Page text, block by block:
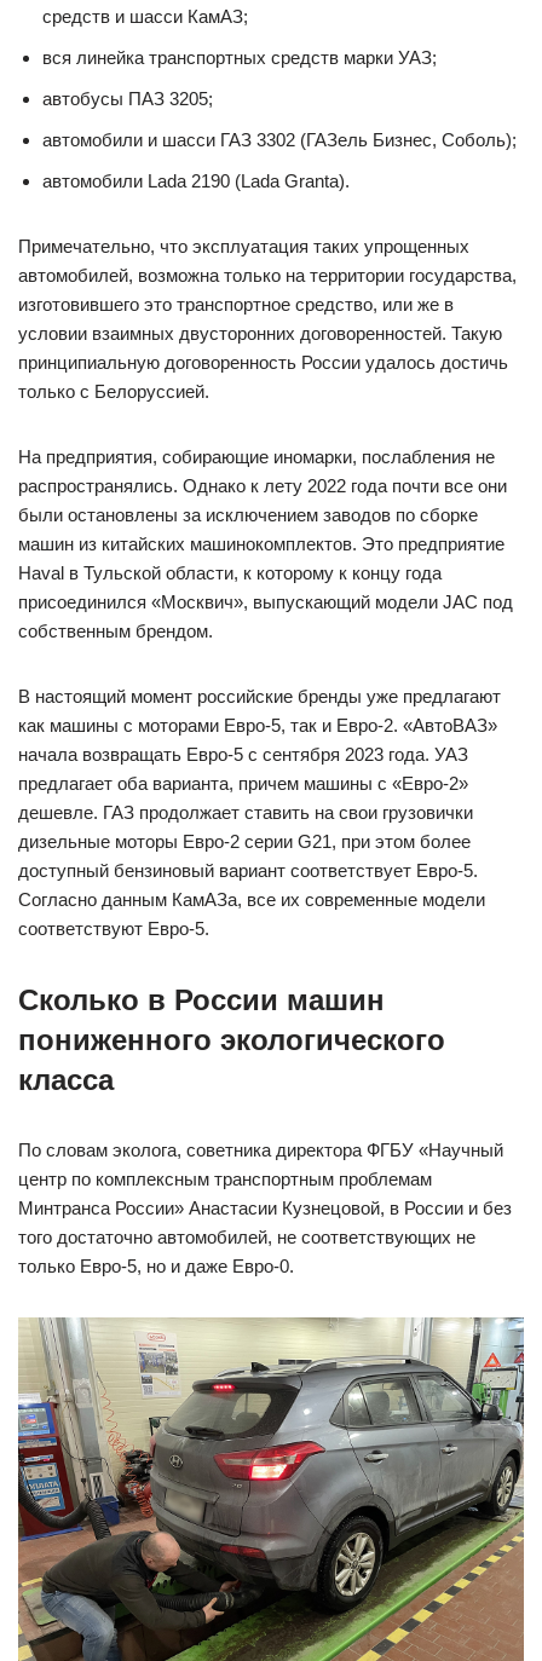
средств и шасси КамАЗ;
вся линейка транспортных средств марки УАЗ;
автобусы ПАЗ 3205;
автомобили и шасси ГАЗ 3302 (ГАЗель Бизнес, Соболь);
автомобили Lada 2190 (Lada Granta).
Примечательно, что эксплуатация таких упрощенных
автомобилей, возможна только на территории государства,
изготовившего это транспортное средство, или же в
условии взаимных двусторонних договоренностей. Такую
принципиальную договоренность России удалось достичь
только с Белоруссией.
На предприятия, собирающие иномарки, послабления не
распространялись. Однако к лету 2022 года почти все они
были остановлены за исключением заводов по сборке
машин из китайских машинокомплектов. Это предприятие
Haval в Тульской области, к которому к концу года
присоединился «Москвич», выпускающий модели JAC под
собственным брендом.
В настоящий момент российские бренды уже предлагают
как машины с моторами Евро-5, так и Евро-2. «АвтоВАЗ»
начала возвращать Евро-5 с сентября 2023 года. УАЗ
предлагает оба варианта, причем машины с «Евро-2»
дешевле. ГАЗ продолжает ставить на свои грузовички
дизельные моторы Евро-2 серии G21, при этом более
доступный бензиновый вариант соответствует Евро-5.
Согласно данным КамАЗа, все их современные модели
соответствуют Евро-5.
Сколько в России машин
пониженного экологического
класса
По словам эколога, советника директора ФГБУ «Научный
центр по комплексным транспортным проблемам
Минтранса России» Анастасии Кузнецовой, в России и без
того достаточно автомобилей, не соответствующих не
только Евро-5, но и даже Евро-0.